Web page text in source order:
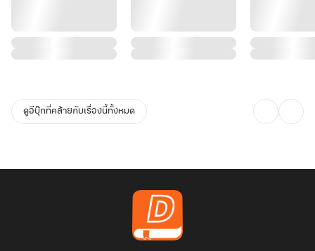
ดูอีบุ๊กที่คล้ายกับเรื่องนี้ทั้งหมด